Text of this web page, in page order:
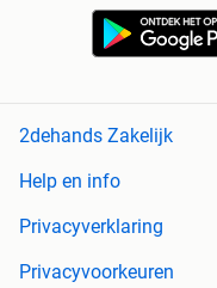
2dehands Zakelijk
Help en info
Privacyverklaring
Privacyvoorkeuren